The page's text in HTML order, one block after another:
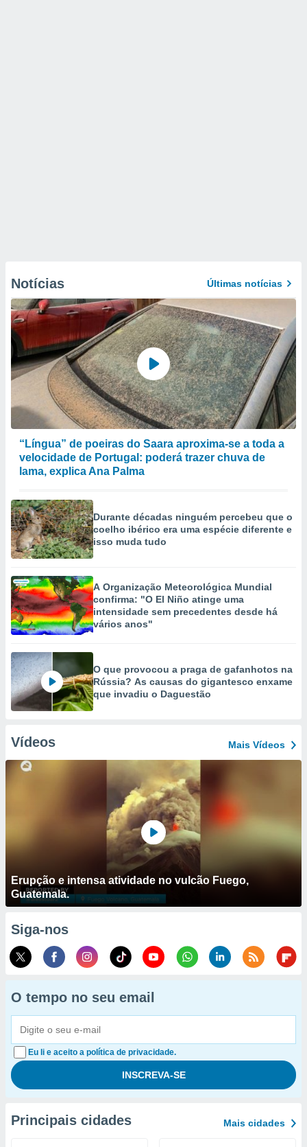
Notícias Últimas notícias
“Língua” de poeiras do Saara aproxima-se a toda a
velocidade de Portugal: poderá trazer chuva de
lama, explica Ana Palma
Durante décadas ninguém percebeu que o
coelho ibérico era uma espécie diferente e
isso muda tudo
A Organização Meteorológica Mundial
confirma: "O El Niño atinge uma
intensidade sem precedentes desde há
vários anos"
O que provocou a praga de gafanhotos na
Rússia? As causas do gigantesco enxame
que invadiu o Daguestão
Vídeos Mais Vídeos
Erupção e intensa atividade no vulcão Fuego,
Guatemala.
Siga-nos
O tempo no seu email
Eu li e aceito a política de privacidade.
Principais cidades Mais cidades